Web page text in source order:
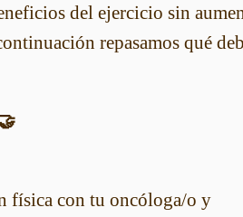
del ejercicio sin
repasamos qué
física con tu oncóloga/o y